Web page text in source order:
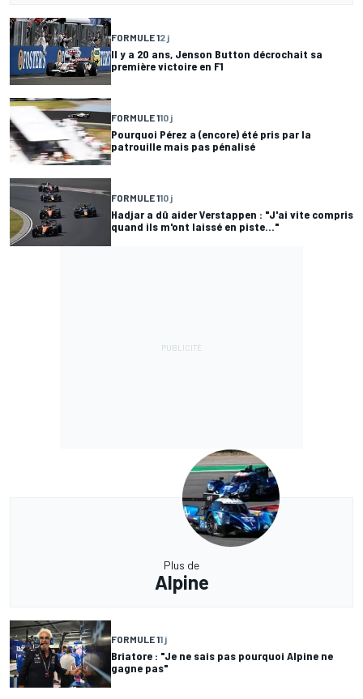
FORMULE 12 j
Il y a 20 ans, Jenson Button décrochait sa
première victoire en F1
FORMULE 110 j
Pourquoi Pérez a (encore) été pris par la
patrouille mais pas pénalisé
FORMULE 110 j
Hadjar a dû aider Verstappen : "J'ai vite compris
quand ils m'ont laissé en piste..."
Plus de
Alpine
FORMULE 11 j
Briatore : "Je ne sais pas pourquoi Alpine ne
gagne pas"